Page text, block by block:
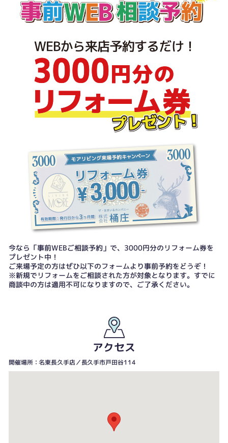
今なら「事前WEBご相談予約」で、3000円分のリフォーム券を
プレゼント中！
ご来場予定の方はぜひ以下のフォームより事前予約をどうぞ！
※新規でリフォームをご相談された方が対象となります。すでに
商談中の方は適用不可になりますので、ご了承ください。
アクセス
開催場所：名東長久手店／長久手市戸田谷114